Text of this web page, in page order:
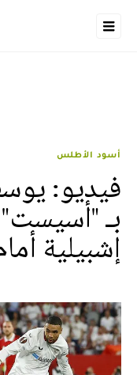
أسود الأطلس
فيديو:
بـ "أسيست"
إشبيلية